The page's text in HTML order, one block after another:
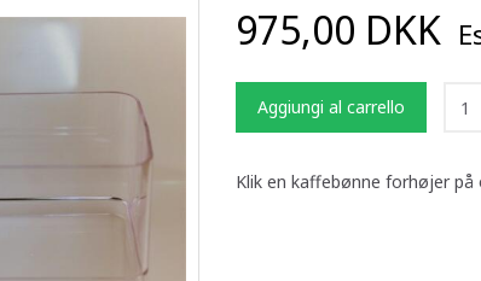
975,00 DKK
Aggiungi al carrello
Klik en kaffebønne forhøjer